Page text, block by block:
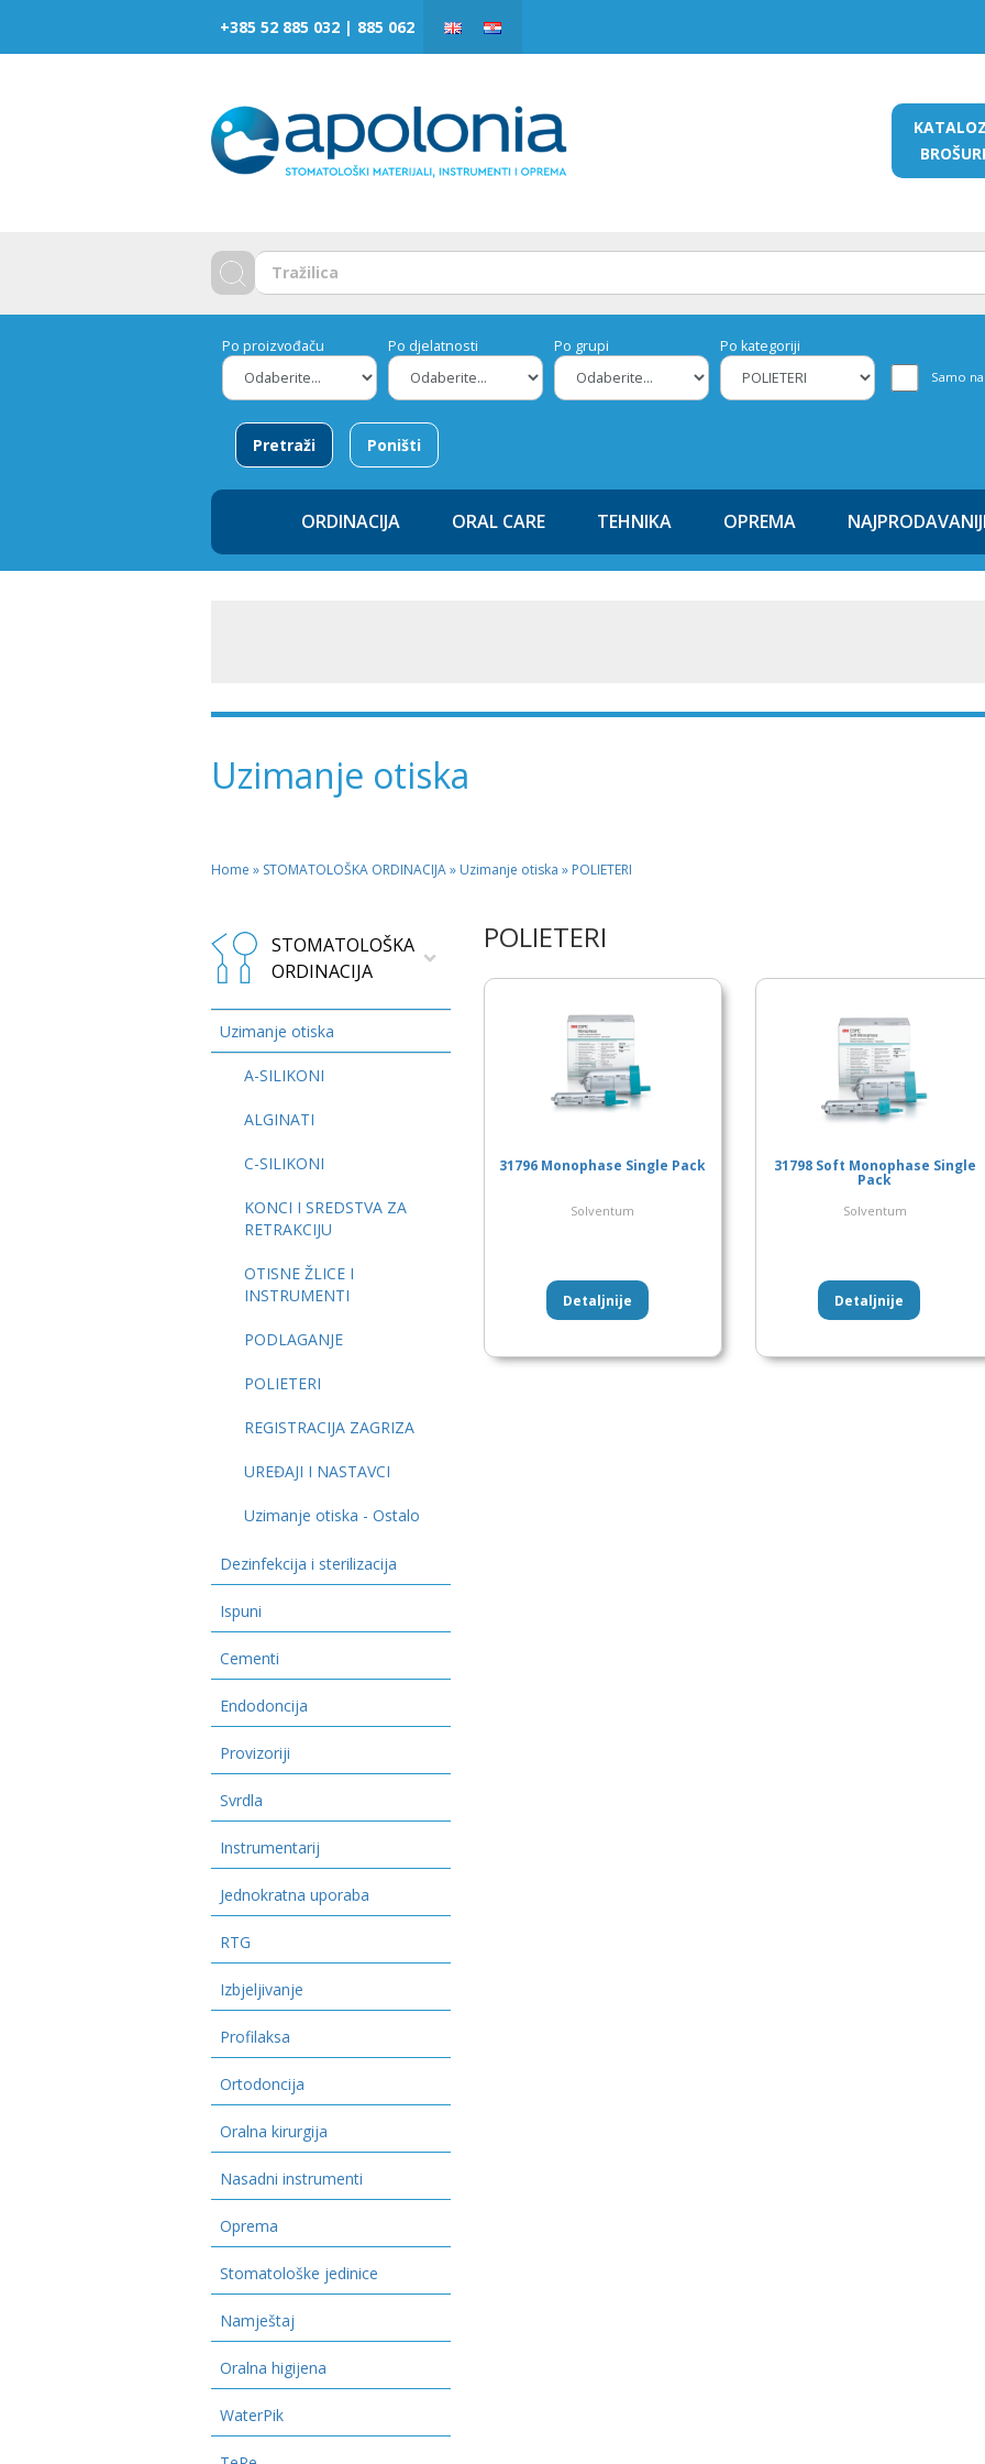
‎‎+385 52 885 032 | 885 062
Po proizvođaču Po djelatnosti Po grupi Po kategoriji
Samo
Pretraži Poništi
ORDINACIJA ORAL CARE TEHNIKA OPREMA
Uzimanje otiska
Home » STOMATOLOŠKA ORDINACIJA» Uzimanje otiska » POLIETERI
STOMATOLOŠKA
ORDINACIJA
Uzimanje otiska
A-SILIKONI
ALGINATI
C-SILIKONI
KONCI I SREDSTVA ZA
RETRAKCIJU
OTISNE ŽLICE I
INSTRUMENTI
PODLAGANJE
POLIETERI
REGISTRACIJA ZAGRIZA
UREĐAJI I NASTAVCI
Uzimanje otiska - Ostalo
Dezinfekcija i sterilizacija
Ispuni
Cementi
Endodoncija
Provizoriji
Svrdla
Instrumentarij
Jednokratna uporaba
RTG
Izbjeljivanje
Profilaksa
Ortodoncija
Oralna kirurgija
Nasadni instrumenti
Oprema
Stomatološke jedinice
Namještaj
Oralna higijena
WaterPik
POLIETERI
31796 Monophase Single Pack
Solventum
Detaljnije
31798 Soft Monophase Single
Pack
Solventum
Detaljnije